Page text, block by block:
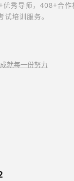
秀导师，408+合作
培训服务。
成就每一份努力